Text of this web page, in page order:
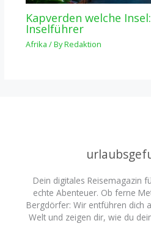
Kapverden welche
Inselführer
Afrika / ByRedaktion
Dein digitales Reisemagazin
echte Abenteuer. Ob ferne
Bergdörfer: Wir entführen dich
Welt und zeigen dir, wie du